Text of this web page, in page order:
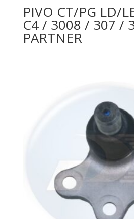
PIVO CT/PG LD/
C4 / 3008 / 307 /
PARTNER